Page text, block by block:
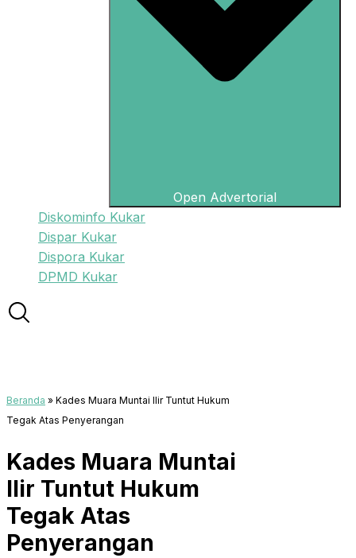
Open Advertorial
Diskominfo Kukar
Dispar Kukar
Dispora Kukar
DPMD Kukar
Beranda » Kades Muara Muntai Ilir Tuntut Hukum
Tegak Atas Penyerangan
Kades Muara Muntai
Ilir Tuntut Hukum
Tegak Atas
Penyerangan